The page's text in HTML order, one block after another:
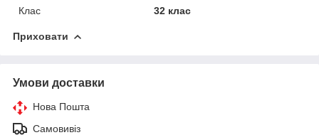
Клас
32 клас
Приховати
Умови доставки
Нова Пошта
Самовивіз